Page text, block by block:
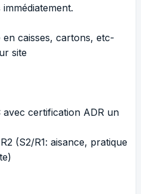
en caisses, cartons, etc-
site
avec certification ADR un
(S2/R1: aisance, pratique